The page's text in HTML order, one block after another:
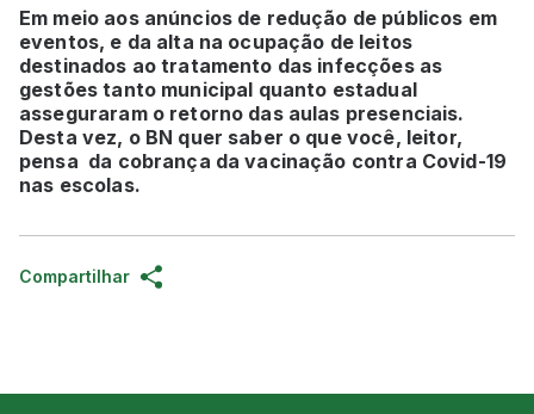
Em meio aos anúncios de redução de públicos em
eventos, e da alta na ocupação de leitos
destinados ao tratamento das infecções as
gestões tanto municipal quanto estadual
asseguraram o retorno das aulas presenciais.
Desta vez, o BN quer saber o que você, leitor,
pensa da cobrança da vacinação contra Covid-19
nas escolas.
Compartilhar